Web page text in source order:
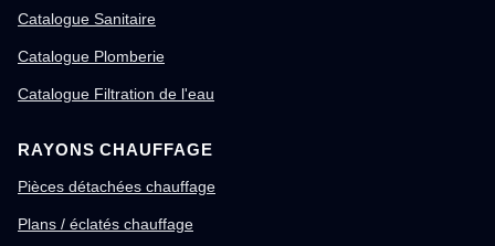
Catalogue Sanitaire
Catalogue Plomberie
Catalogue Filtration de l'eau
RAYONS CHAUFFAGE
Pièces détachées chauffage
Plans / éclatés chauffage